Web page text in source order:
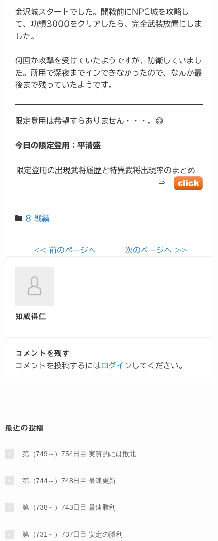
金沢城スタートでした。開戦前にNPC城を攻略し
て、功績3000をクリアしたら、完全武装放置にしま
した。
何回か攻撃を受けていたようですが、防衛していまし
た。所用で深夜までインできなかったので、なんか最
後まで残っていたようです。
限定登用は希望すらありません・・・。😅
今日の限定登用：平清盛
限定登用の出現武将履歴と特異武将出現率のまとめ
⇒
8 戦績
<< 前のページへ 次のページへ >>
知威得仁
コメントを残す
コメントを投稿するにはログイン してください。
最近の投稿
第（749～）754日目 実質的には敗北
第（744～）748日目 最速更新
第（738～）743日目 最速勝利
第（731～）737日目 安定の勝利